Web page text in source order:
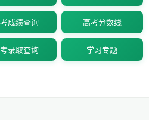
成绩查询 高考分数线
录取查询 学习专题